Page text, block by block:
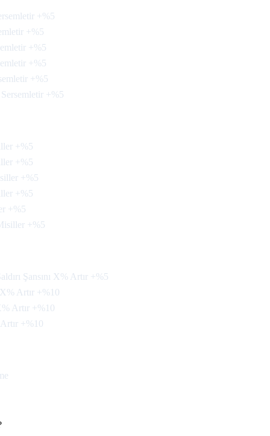
+%5
+%5
+%5
+%5
+%5
+%5
+%5
+%5
+%5
+%5
+%5
+%5
Şansını X% Artır +%5
Artır +%10
Artır +%10
+%10